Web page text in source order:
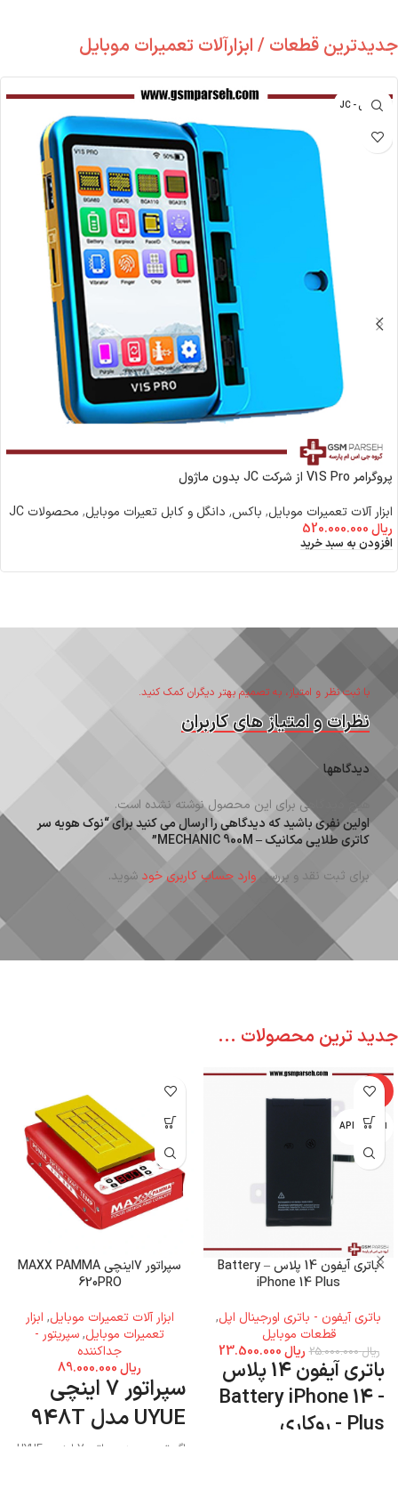
جدیدترین قطعات / ابزارآلات تعمیرات موبایل
جی سی - JC
پروگرامر V1S Pro از شرکت JC بدون ماژول
ابزار آلات تعمیرات موبایل, باکس٬ دانگل و کابل تعیرات موبایل , محصولات JC
ریال
افزودن به سبد خرید
با ثبت نظر و امتیاز، به تصمیم بهتر دیگران کمک کنید.
نظرات و امتیاز های کاربران
دیدگاهها
هیچ دیدگاهی برای این محصول نوشته نشده است.
اولین نفری باشید که دیدگاهی را ارسال می کنید برای “نوک هویه سر
کاتری طلایی مکانیک – MECHANIC 900M”
برای ثبت نقد و بررسیوارد حساب کاربری خود شوید.
جدید ترین محصولات ...
-6%
اپل - APPLE
باتری آیفون 14 پلاس – Battery
iPhone 14 Plus
باتری آیفون - باتری اورجینال اپل,
قطعات موبایل
ریال25.000.000 ریال
باتری آیفون 14 پلاس
- Battery iPhone 14
Plus - روکاری
سپراتور 7اینچی MAXX PAMMA
620PRO
ابزار آلات تعمیرات موبایل, ابزار
تعمیرات موبایل,سپریتور -
جداکننده
ریال
سپراتور 7 اینچی
UYUE مدل 948T
اگر تصمیم به سپراتور 7 اینچی UYUE